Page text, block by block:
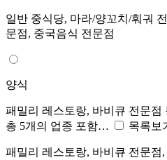
일반 중식당, 마라/양꼬치/훠궈
문점, 중국음식 전문점
양식
패밀리 레스토랑, 바비큐 전문점
총 5개의 업종 포함…
목록보
패밀리 레스토랑, 바비큐 전문점